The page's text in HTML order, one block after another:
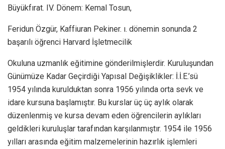
Büyükfırat. IV. Dönem: Kemal Tosun,
Feridun Özgür, Kaffiuran Pekiner. ı. dönemin sonunda 2
başarılı öğrenci Harvard İşletmecilik
Okuluna uzmanlık eğitimine gönderilmişlerdir. Kuruluşundan
Günümüze Kadar Geçirdiği Yapısal Değişiklikler: İ.İ.E.’sü
1954 yılında kurulduktan sonra 1956 yılında orta sevk ve
idare kursuna başlamıştır. Bu kurslar üç üç aylık olarak
düzenlenmiş ve kursa devam eden öğrencilerin aylıkları
geldikleri kuruluşlar tarafından karşılanmıştır. 1954 ile 1956
yılları arasında eğitim malzemelerinin hazırlık işlemleri